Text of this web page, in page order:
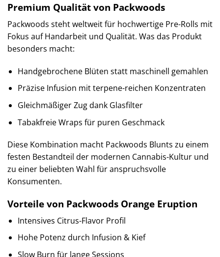
Premium Qualität von Packwoods
Packwoods steht weltweit für hochwertige Pre-Rolls mit
Fokus auf Handarbeit und Qualität. Was das Produkt
besonders macht:
Handgebrochene Blüten statt maschinell gemahlen
Präzise Infusion mit terpene-reichen Konzentraten
Gleichmäßiger Zug dank Glasfilter
Tabakfreie Wraps für puren Geschmack
Diese Kombination macht Packwoods Blunts zu einem
festen Bestandteil der modernen Cannabis-Kultur und
zu einer beliebten Wahl für anspruchsvolle
Konsumenten.
Vorteile von Packwoods Orange Eruption
Intensives Citrus-Flavor Profil
Hohe Potenz durch Infusion & Kief
Slow Burn für lange Sessions